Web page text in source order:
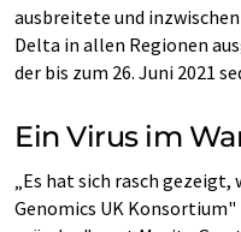
ausbreitete und
Delta in allen Regionen
der bis zum 26. Juni 2021
Ein Virus im
„Es hat sich rasch gezeigt,
Genomics UK Konsortium"